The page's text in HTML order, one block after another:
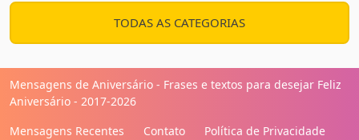
TODAS AS CATEGORIAS
Mensagens de Aniversário - Frases e textos para desejar Feliz
Aniversário - 2017-2026
Mensagens Recentes
Contato
Política de Privacidade